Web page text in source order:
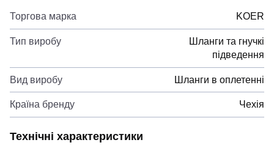
Торгова марка KOER
Тип виробу
Шланги та гнучкі
підведення
Вид виробу Шланги в оплетенні
Країна бренду Чехія
Технічні характеристики